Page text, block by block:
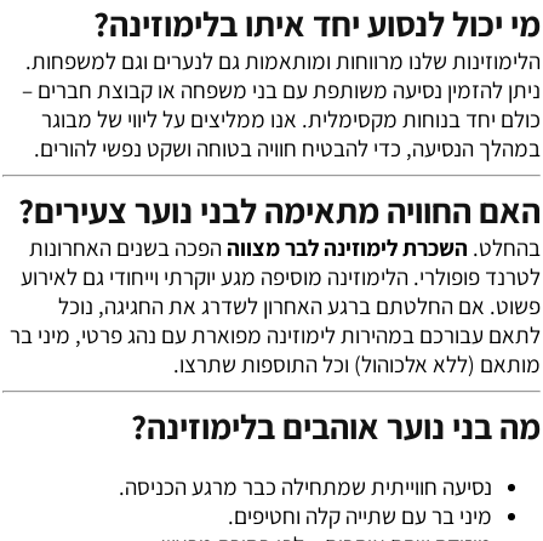
מי יכול לנסוע יחד איתו בלימוזינה?
הלימוזינות שלנו מרווחות ומותאמות גם לנערים וגם למשפחות.
ניתן להזמין נסיעה משותפת עם בני משפחה או קבוצת חברים –
כולם יחד בנוחות מקסימלית. אנו ממליצים על ליווי של מבוגר
במהלך הנסיעה, כדי להבטיח חוויה בטוחה ושקט נפשי להורים.
האם החוויה מתאימה לבני נוער צעירים?
בהחלט. השכרת לימוזינה לבר מצווההפכה בשנים האחרונות
לטרנד פופולרי. הלימוזינה מוסיפה מגע יוקרתי וייחודי גם לאירוע
פשוט. אם החלטתם ברגע האחרון לשדרג את החגיגה, נוכל
לתאם עבורכם במהירות לימוזינה מפוארת עם נהג פרטי, מיני בר
מותאם (ללא אלכוהול) וכל התוספות שתרצו.
מה בני נוער אוהבים בלימוזינה?
נסיעה חווייתית שמתחילה כבר מרגע הכניסה.
מיני בר עם שתייה קלה וחטיפים.